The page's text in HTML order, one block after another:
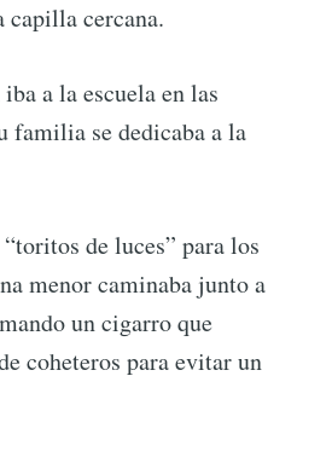
capilla cercana.
a la escuela en las
familia se dedicaba a la
de luces” para los
menor caminaba junto a
un cigarro que
coheteros para evitar un